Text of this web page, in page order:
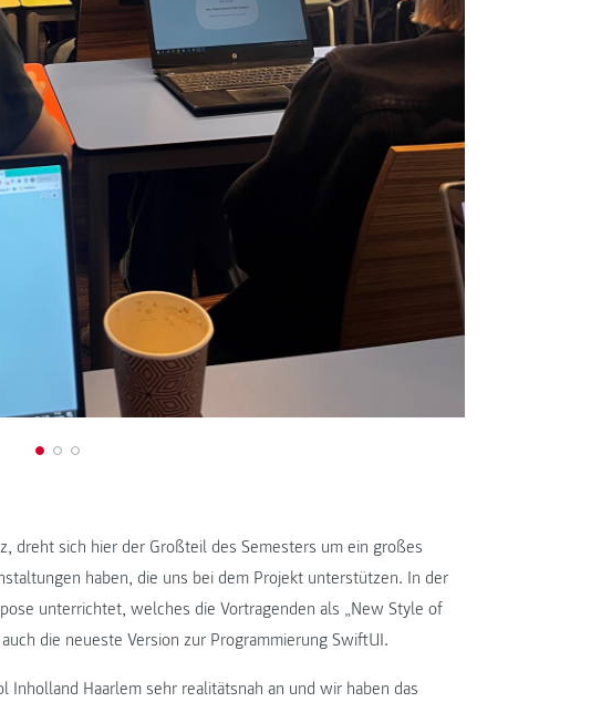
dreht sich hier der Großteil des Semesters um ein großes
haben, die uns bei dem Projekt unterstützen. In der
unterrichtet, welches die Vortragenden als „New Style of
die neueste Version zur Programmierung SwiftUI.
Haarlem sehr realitätsnah an und wir haben das